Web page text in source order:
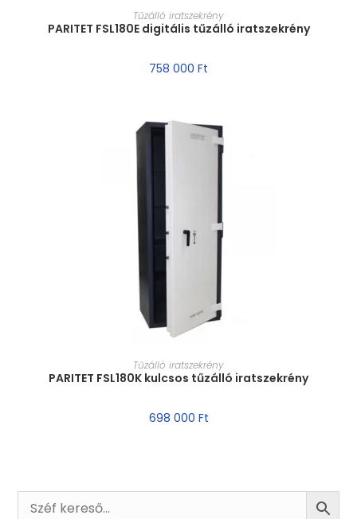
MÉRET VÁLASZTÁSA
Tűzálló iratszekrény
PARITET FSL180E digitális tűzálló iratszekrény
758 000 Ft
MÉRET VÁLASZTÁSA
Tűzálló iratszekrény
PARITET FSL180K kulcsos tűzálló iratszekrény
698 000 Ft